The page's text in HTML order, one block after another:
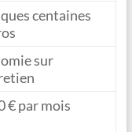
centaines
sur
€ par mois